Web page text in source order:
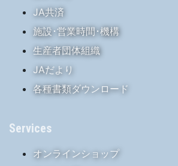
JA共済
施設･営業時間･機構
生産者団体組織
JAだより
各種書類ダウンロード
Services
オンラインショップ